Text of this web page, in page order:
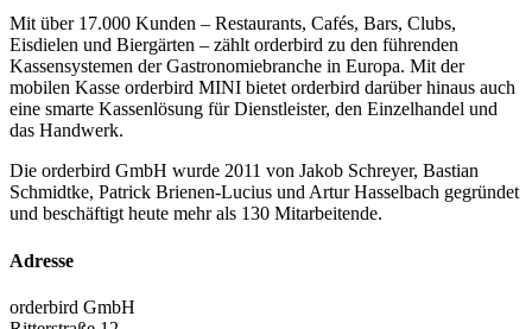
Mit über 17.000 Kunden – Restaurants, Cafés, Bars, Clubs,
Eisdielen und Biergärten – zählt orderbird zu den führenden
Kassensystemen der Gastronomiebranche in Europa. Mit der
mobilen Kasse orderbird MINI bietet orderbird darüber hinaus auch
eine smarte Kassenlösung für Dienstleister, den Einzelhandel und
das Handwerk.
Die orderbird GmbH wurde 2011 von Jakob Schreyer, Bastian
Schmidtke, Patrick Brienen-Lucius und Artur Hasselbach gegründet
und beschäftigt heute mehr als 130 Mitarbeitende.
Adresse
orderbird GmbH